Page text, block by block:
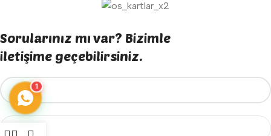
Sorularınız mı var? Bizimle
iletişime geçebilirsiniz.
1